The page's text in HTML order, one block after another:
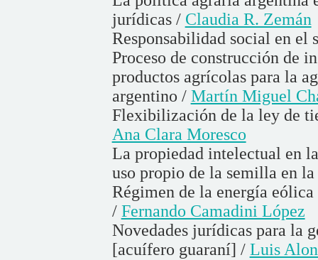
jurídicas / Claudia R. Zemán
Responsabilidad social en
Proceso de construcción de
productos agrícolas para la
argentino / Martín Miguel
Flexibilización de la ley de
Ana Clara Moresco
La propiedad intelectual en
uso propio de la semilla en
Régimen de la energía
/ Fernando Camadini López
Novedades jurídicas para la
[acuífero guaraní] / Luis